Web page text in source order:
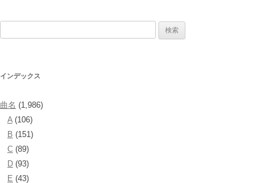
インデックス
曲名 (1,986)
A(106)
B (151)
C (89)
D (93)
E (43)